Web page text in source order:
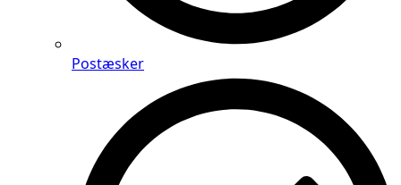
Postæsker